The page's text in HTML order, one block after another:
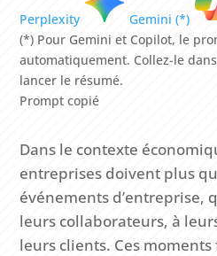
Perplexity Gemini (*)
(*) Pour Gemini et Copilot, le
automatiquement. Collez-le
lancer le résumé.
Prompt copié
Dans le contexte
entreprises doivent plus
événements d’entreprise,
leurs collaborateurs, à
leurs clients. Ces